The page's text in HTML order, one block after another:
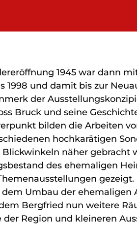
1945 war dann
1998 und damit bis zur
der
Bruck und seine
bilden die Arbeiten
hochkarätigen
Blickwinkeln näher gebracht
des ehemaligen
gezeigt.
dem Umbau der
Bergfried nun weitere
der Region und kleineren